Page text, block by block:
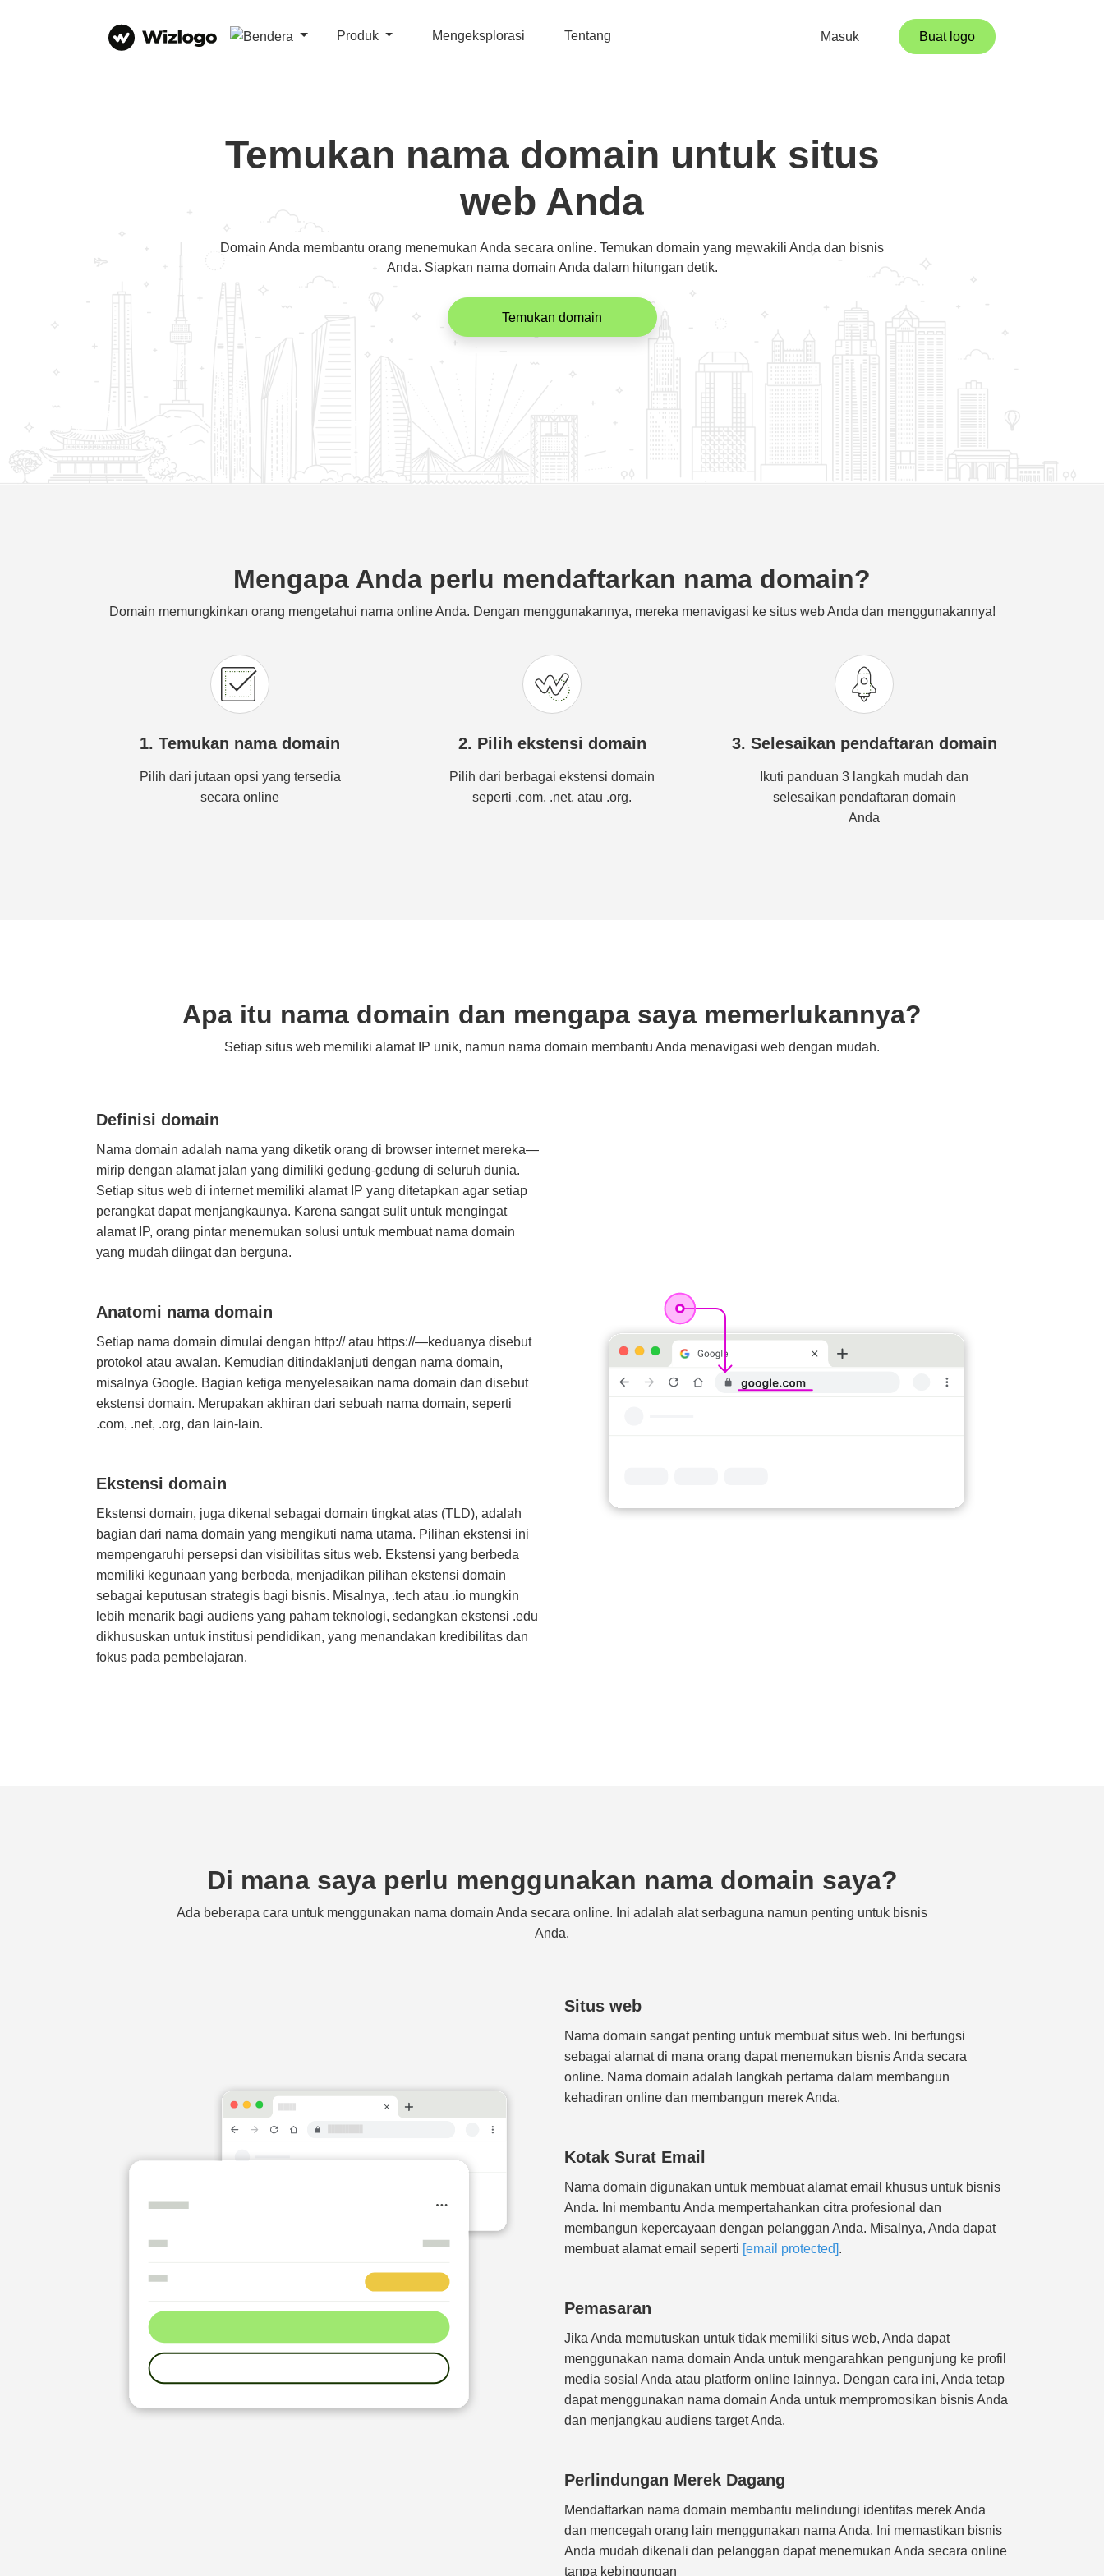
Produk Mengeksplorasi Tentang Masuk Buat logo
Temukan nama domain untuk situs
web Anda
Domain Anda membantu orang menemukan Anda secara online. Temukan domain yang mewakili Anda dan bisnis
Anda. Siapkan nama domain Anda dalam hitungan detik.
Temukan domain
Mengapa Anda perlu mendaftarkan nama domain?
Domain memungkinkan orang mengetahui nama online Anda. Dengan menggunakannya, mereka menavigasi ke situs web Anda dan menggunakannya!
1. Temukan nama domain
Pilih dari jutaan opsi yang tersedia
secara online
2. Pilih ekstensi domain
Pilih dari berbagai ekstensi domain
seperti .com, .net, atau .org.
3. Selesaikan pendaftaran domain
Ikuti panduan 3 langkah mudah dan
selesaikan pendaftaran domain
Anda
Apa itu nama domain dan mengapa saya memerlukannya?
Setiap situs web memiliki alamat IP unik, namun nama domain membantu Anda menavigasi web dengan mudah.
Definisi domain
Nama domain adalah nama yang diketik orang di browser internet mereka—
mirip dengan alamat jalan yang dimiliki gedung-gedung di seluruh dunia.
Setiap situs web di internet memiliki alamat IP yang ditetapkan agar setiap
perangkat dapat menjangkaunya. Karena sangat sulit untuk mengingat
alamat IP, orang pintar menemukan solusi untuk membuat nama domain
yang mudah diingat dan berguna.
Anatomi nama domain
Setiap nama domain dimulai dengan http:// atau https://—keduanya disebut
protokol atau awalan. Kemudian ditindaklanjuti dengan nama domain,
misalnya Google. Bagian ketiga menyelesaikan nama domain dan disebut
ekstensi domain. Merupakan akhiran dari sebuah nama domain, seperti
.com, .net, .org, dan lain-lain.
Ekstensi domain
Ekstensi domain, juga dikenal sebagai domain tingkat atas (TLD), adalah
bagian dari nama domain yang mengikuti nama utama. Pilihan ekstensi ini
mempengaruhi persepsi dan visibilitas situs web. Ekstensi yang berbeda
memiliki kegunaan yang berbeda, menjadikan pilihan ekstensi domain
sebagai keputusan strategis bagi bisnis. Misalnya, .tech atau .io mungkin
lebih menarik bagi audiens yang paham teknologi, sedangkan ekstensi .edu
dikhususkan untuk institusi pendidikan, yang menandakan kredibilitas dan
fokus pada pembelajaran.
Di mana saya perlu menggunakan nama domain saya?
Ada beberapa cara untuk menggunakan nama domain Anda secara online. Ini adalah alat serbaguna namun penting untuk bisnis
Anda.
Situs web
Nama domain sangat penting untuk membuat situs web. Ini berfungsi
sebagai alamat di mana orang dapat menemukan bisnis Anda secara
online. Nama domain adalah langkah pertama dalam membangun
kehadiran online dan membangun merek Anda.
Kotak Surat Email
Nama domain digunakan untuk membuat alamat email khusus untuk bisnis
Anda. Ini membantu Anda mempertahankan citra profesional dan
membangun kepercayaan dengan pelanggan Anda. Misalnya, Anda dapat
membuat alamat email seperti [email protected].
Pemasaran
Jika Anda memutuskan untuk tidak memiliki situs web, Anda dapat
menggunakan nama domain Anda untuk mengarahkan pengunjung ke profil
media sosial Anda atau platform online lainnya. Dengan cara ini, Anda tetap
dapat menggunakan nama domain Anda untuk mempromosikan bisnis Anda
dan menjangkau audiens target Anda.
Perlindungan Merek Dagang
Mendaftarkan nama domain membantu melindungi identitas merek Anda
dan mencegah orang lain menggunakan nama Anda. Ini memastikan bisnis
Anda mudah dikenali dan pelanggan dapat menemukan Anda secara online
tanpa kebingungan